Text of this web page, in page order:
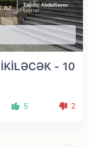
- 10
5 2